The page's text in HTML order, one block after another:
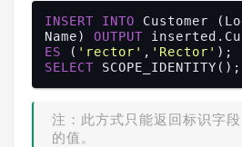
INSERT INTO Customer
Name) OUTPUT
ES ( 'rector' , 'Rector'
SELECT
注：此方式只能返回标识字
的值。